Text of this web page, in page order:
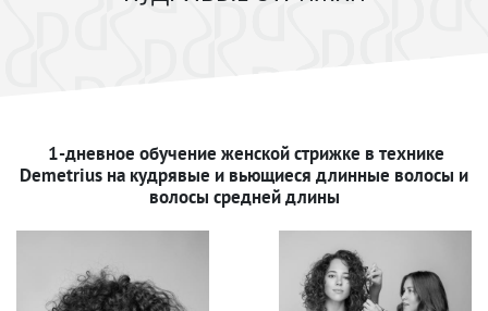
1-дневное обучение женской стрижке в технике
Demetrius на кудрявые и вьющиеся длинные волосы и
волосы средней длины